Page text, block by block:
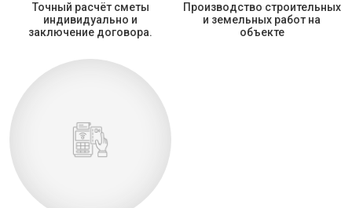
Точный расчёт сметы
индивидуально и
заключение договора.
Производство строительных
и земельных работ на
объекте